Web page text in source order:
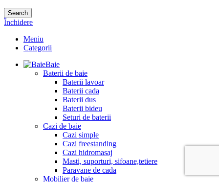
Search
Închidere
Meniu
Categorii
Baie
Baterii de baie
Baterii lavoar
Baterii cada
Baterii dus
Baterii bideu
Seturi de baterii
Cazi de baie
Cazi simple
Cazi freestanding
Cazi hidromasaj
Masti, suporturi, sifoane,tetiere
Paravane de cada
Mobilier de baie